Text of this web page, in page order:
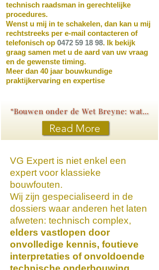
technisch raadsman in gerechtelijke
procedures.
Wenst u mij in te schakelen, dan kan u mij
rechtstreeks per e-mail contacteren of
telefonisch op 0472 59 18 98. Ik bekijk
graag samen met u de aard van uw vraag
en de gewenste timing.
Meer dan 40 jaar bouwkundige
praktijkervaring en expertise
“Bouwen onder de Wet Breyne: wat elke koper moet weten”
Read More
VG Expert is niet enkel een
expert voor klassieke
bouwfouten.
Wij zijn gespecialiseerd in de
dossiers waar anderen het laten
afweten: technisch complex,
elders vastlopen door
onvolledige kennis, foutieve
interpretaties of onvoldoende